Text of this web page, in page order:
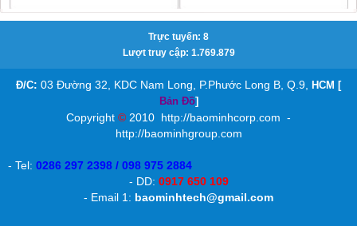
KIM THU SÉT ABB OPR 60
Trực tuyến: 8
Lượt truy cập: 1.769.879
Đ/C: 03 Đường 32, KDC Nam Long, P.Phước Long B, Q.9, HCM [
Bản Đồ]
Copyright © 2010 http://baominhcorp.com -
http://baominhgroup.com
- Tel: 0286 297 2398 / 098 975 2884
- DD: 0917 650 109
- Email 1: baominhtech@gmail.com